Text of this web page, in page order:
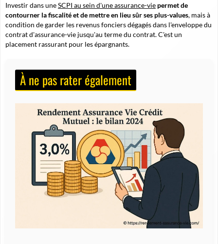
Investir dans uneSCPI au sein d'une assurance-vie permet de
contourner la fiscalité et de mettre en lieu sûr ses plus-values, mais à
condition de garder les revenus fonciers dégagés dans l'enveloppe du
contrat d'assurance-vie jusqu'au terme du contrat. C'est un
placement rassurant pour les épargnants.
À ne pas rater également